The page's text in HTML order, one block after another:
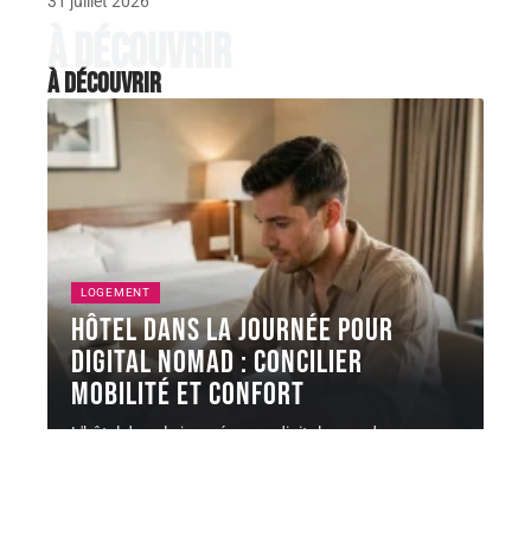
À découvrir
À découvrir
LOGEMENT
Hôtel dans la journée pour
digital nomad : concilier
mobilité et confort
L'hôtel dans la journée pour digital nomad ne se